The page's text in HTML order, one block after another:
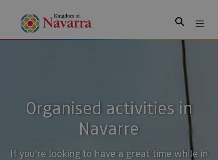
Search
Organised activities in
Navarre
If you’re looking to have a great time while in